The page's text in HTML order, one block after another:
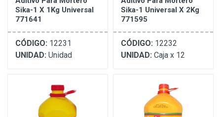
Sika-1 X 1Kg Universal
771641
CÓDIGO: 12231
UNIDAD: Unidad
Sika-1 Universal X 2Kg
771595
CÓDIGO: 12232
UNIDAD: Caja x 12